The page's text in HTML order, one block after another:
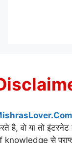
है, वो या तो
knowledge से प्राप्त